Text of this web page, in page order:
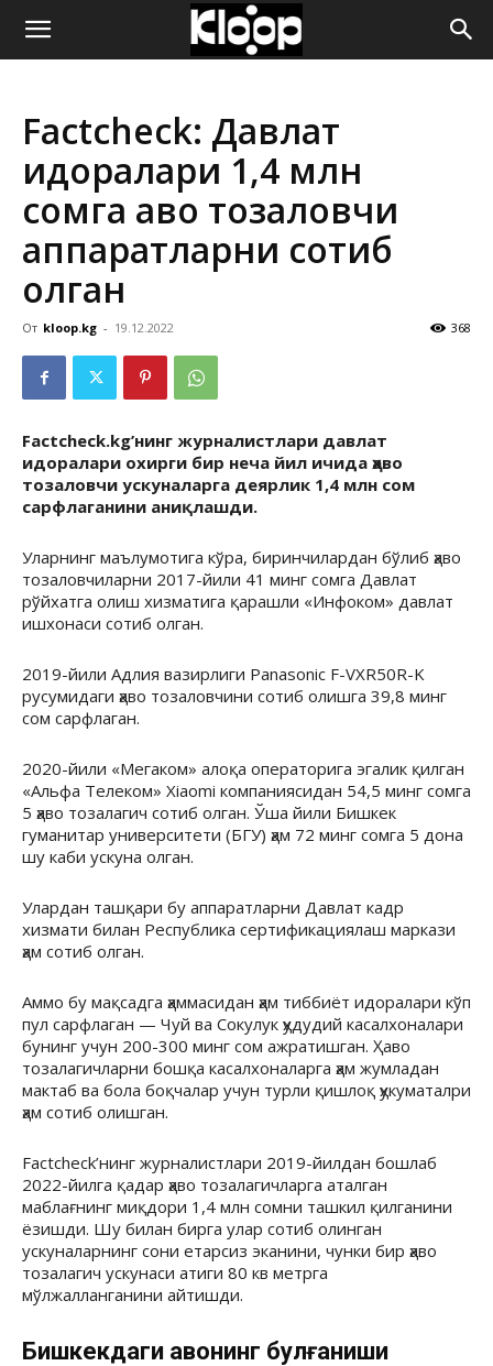
ҚИРҒИЗИСТОН
ЯНГИЛИКЛАРИ
Factcheck: Давлат
идоралари 1,4 млн
сомга ҳаво тозаловчи
аппаратларни сотиб
олган
От kloop.kg - 19.12.2022 368
Factcheck.kg’нинг журналистлари давлат
идоралари охирги бир неча йил ичида ҳаво
тозаловчи ускуналарга деярлик 1,4 млн сом
сарфлаганини аниқлашди.
Уларнинг маълумотига кўра, биринчилардан бўлиб ҳаво
тозаловчиларни 2017-йили 41 минг сомга Давлат
рўйхатга олиш хизматига қарашли «Инфоком» давлат
ишхонаси сотиб олган.
2019-йили Адлия вазирлиги Panasonic F-VXR50R-K
русумидаги ҳаво тозаловчини сотиб олишга 39,8 минг
сом сарфлаган.
2020-йили «Мегаком» алоқа операторига эгалик қилган
«Альфа Телеком» Xiaomi компаниясидан 54,5 минг сомга
5 ҳаво тозалагич сотиб олган. Ўша йили Бишкек
гуманитар университети (БГУ) ҳам 72 минг сомга 5 дона
шу каби ускуна олган.
Улардан ташқари бу аппаратларни Давлат кадр
хизмати билан Республика сертификациялаш маркази
ҳам сотиб олган.
Аммо бу мақсадга ҳаммасидан ҳам тиббиёт идоралари кўп
пул сарфлаган — Чуй ва Сокулук ҳудудий касалхоналари
бунинг учун 200-300 минг сом ажратишган. Ҳаво
тозалагичларни бошқа касалхоналарга ҳам жумладан
мактаб ва бола боқчалар учун турли қишлоқ ҳукуматалри
ҳам сотиб олишган.
Factcheck’нинг журналистлари 2019-йилдан бошлаб
2022-йилга қадар ҳаво тозалагичларга аталган
маблағнинг миқдори 1,4 млн сомни ташкил қилганини
ёзишди. Шу билан бирга улар сотиб олинган
ускуналарнинг сони етарсиз эканини, чунки бир ҳаво
тозалагич ускунаси атиги 80 кв метрга
мўлжалланганини айтишди.
Бишкекдаги ҳавонинг булғаниши